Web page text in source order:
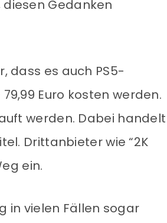
Gedanken
dass es auch PS5-
Euro kosten werden.
werden. Dabei handelt
Drittanbieter wie “2K
ein.
in vielen Fällen sogar